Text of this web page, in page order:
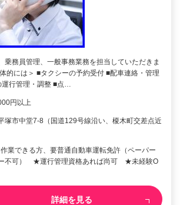
乗務員管理、一般事務業務を担当していただきま
的には＞ ■タクシーの予約受付 ■配車連絡・管理
行管理・調整 ■点…
円以上
塚市中堂7-8（国道129号線沿い、榎木町交差点近
業できる方、要普通自動車運転免許（ペーパー
ー不可） ★運行管理資格あれば尚可 ★未経験O
詳細を見る